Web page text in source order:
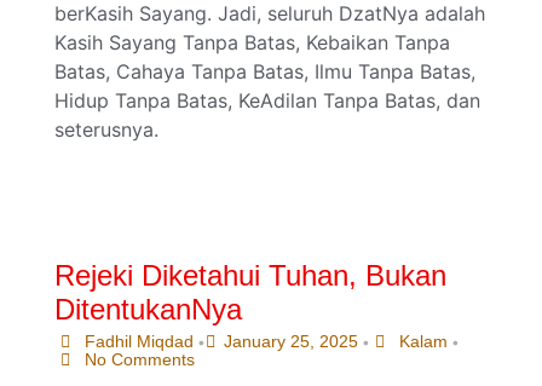
berKasih Sayang. Jadi, seluruh DzatNya adalah
Kasih Sayang Tanpa Batas, Kebaikan Tanpa
Batas, Cahaya Tanpa Batas, Ilmu Tanpa Batas,
Hidup Tanpa Batas, KeAdilan Tanpa Batas, dan
seterusnya.
Rejeki Diketahui Tuhan, Bukan
DitentukanNya
Fadhil Miqdad • January 25, 2025 • Kalam •
No Comments